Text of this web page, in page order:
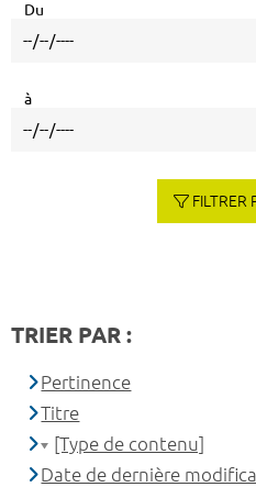
Du
à
FILTRER
TRIER PAR :
Pertinence
Titre
[Type de contenu]
Date de dernière